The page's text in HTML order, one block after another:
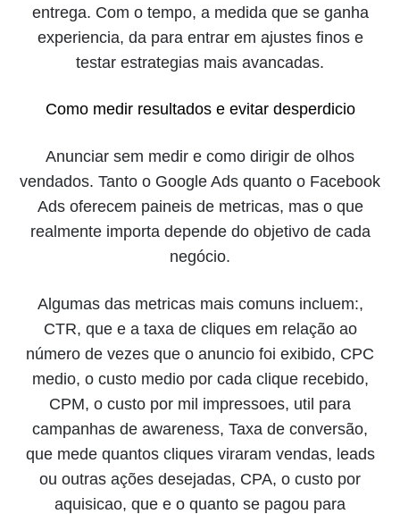
entrega. Com o tempo, a medida que se ganha
experiencia, da para entrar em ajustes finos e
testar estrategias mais avancadas.
Como medir resultados e evitar desperdicio
Anunciar sem medir e como dirigir de olhos
vendados. Tanto o Google Ads quanto o Facebook
Ads oferecem paineis de metricas, mas o que
realmente importa depende do objetivo de cada
negócio.
Algumas das metricas mais comuns incluem:,
CTR, que e a taxa de cliques em relação ao
número de vezes que o anuncio foi exibido, CPC
medio, o custo medio por cada clique recebido,
CPM, o custo por mil impressoes, util para
campanhas de awareness, Taxa de conversão,
que mede quantos cliques viraram vendas, leads
ou outras ações desejadas, CPA, o custo por
aquisicao, que e o quanto se pagou para